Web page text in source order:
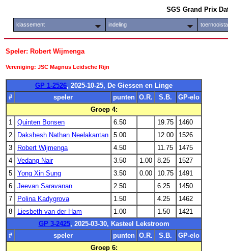
SGS Grand Prix
klassement indeling
Speler: Robert Wijmenga
Vereniging: JSC Magnus Leidsche Rijn
GP 1-2526, 2025-10-25, De Giessen en Linge
#
speler punten O.R. S.B.
GP-elo
Groep 4:
1
Quinten Bonsen 6.50 19.75
1460
2
Dakshesh Nathan Neelakantan 5.00 12.00
1526
3
Robert Wijmenga 4.50 11.75
1475
4
Vedang Nair 3.50 1.00 8.25
1527
5
Yong Xin Sung 3.50 0.00 10.75
1491
6
Jeevan Saravanan 2.50 6.25
1450
7
Polina Kadygrova 1.50 4.25
1462
8
Liesbeth van der Ham 1.00 1.50
1421
GP 3-2425, 2025-03-30, Kasteel Lekstroom
#
speler punten O.R. S.B.
GP-elo
Groep 6: